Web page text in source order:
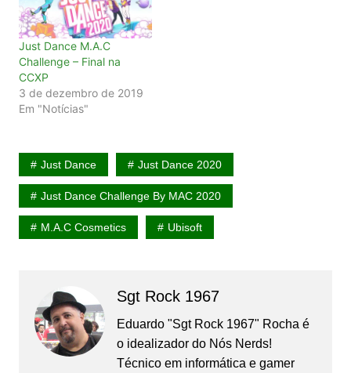
Just Dance M.A.C
Challenge – Final na
CCXP
3 de dezembro de 2019
Em "Notícias"
Just Dance Just Dance 2020
Just Dance Challenge By MAC 2020
M.A.C Cosmetics Ubisoft
Sgt Rock 1967
Eduardo "Sgt Rock 1967" Rocha é
o idealizador do Nós Nerds!
Técnico em informática e gamer